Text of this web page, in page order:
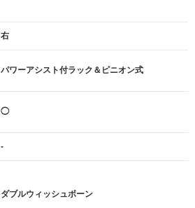
右
パワーアシスト付ラック＆ピニオン式
◯
-
ダブルウィッシュボーン